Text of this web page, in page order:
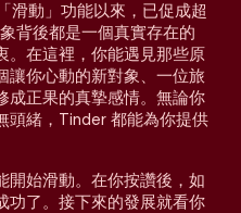
滑動」功能以來，已促成超
背後都是一個真實存在的
。在這裡，你能遇見那些原
讓你心動的新對象、一位旅
成正果的真摯感情。無論你
頭緒，Tinder 都能為你提供
開始滑動。在你按讚後，如
功了。接下來的發展就看你